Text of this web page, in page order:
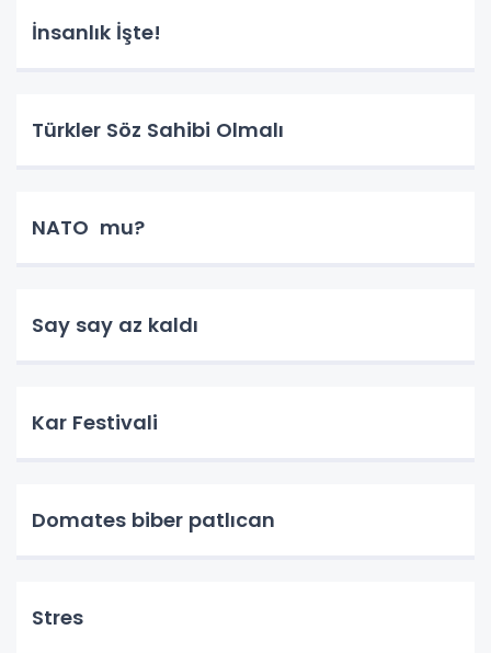
İnsanlık İşte!
Türkler Söz Sahibi Olmalı
NATO mu?
Say say az kaldı
Kar Festivali
Domates biber patlıcan
Stres